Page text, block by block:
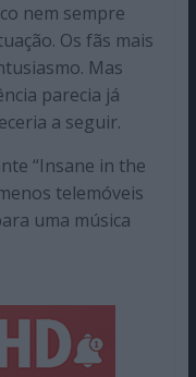
nem sempre
Os fãs mais
Mas
parecia já
a seguir.
“Insane in the
telemóveis
uma música